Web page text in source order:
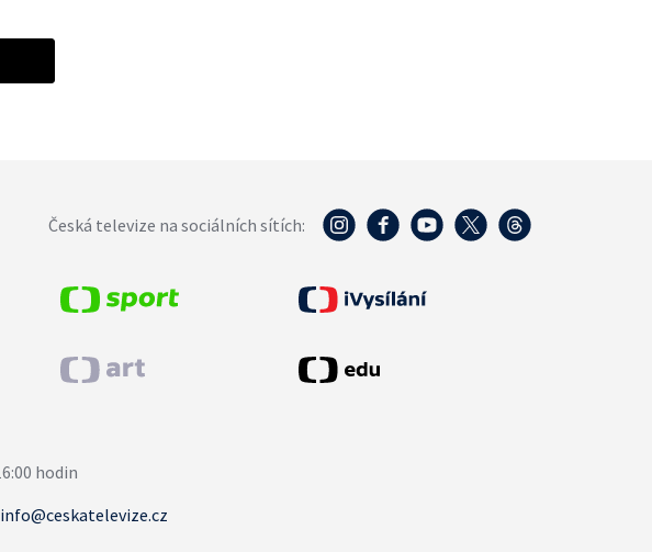
Česká televize na sociálních sítích:
info@ceskatelevize.cz